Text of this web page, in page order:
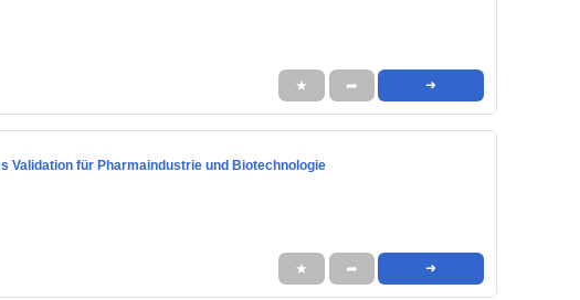
★ ➦ ➜
Validation für Pharmaindustrie und Biotechnologie
★ ➦ ➜